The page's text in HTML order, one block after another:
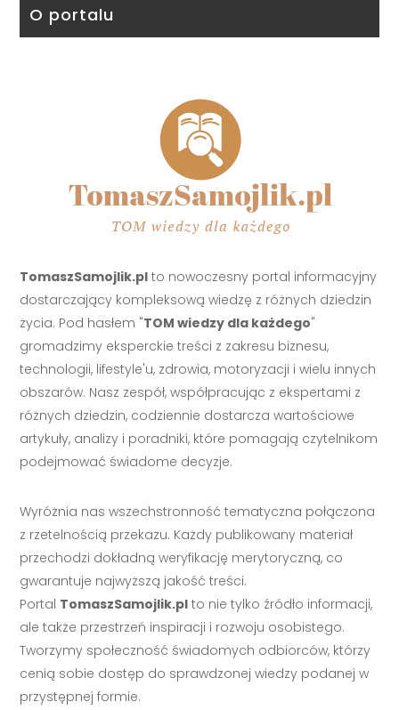
O portalu
TomaszSamojlik.pl to nowoczesny portal informacyjny
dostarczający kompleksową wiedzę z różnych dziedzin
życia. Pod hasłem "TOM wiedzy dla każdego"
gromadzimy eksperckie treści z zakresu biznesu,
technologii, lifestyle'u, zdrowia, motoryzacji i wielu innych
obszarów. Nasz zespół, współpracując z ekspertami z
różnych dziedzin, codziennie dostarcza wartościowe
artykuły, analizy i poradniki, które pomagają czytelnikom
podejmować świadome decyzje.
Wyróżnia nas wszechstronność tematyczna połączona
z rzetelnością przekazu. Każdy publikowany materiał
przechodzi dokładną weryfikację merytoryczną, co
gwarantuje najwyższą jakość treści.
Portal TomaszSamojlik.pl to nie tylko źródło informacji,
ale także przestrzeń inspiracji i rozwoju osobistego.
Tworzymy społeczność świadomych odbiorców, którzy
cenią sobie dostęp do sprawdzonej wiedzy podanej w
przystępnej formie.